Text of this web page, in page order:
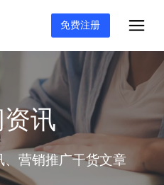
免费注册
讯
营销推广干货文章